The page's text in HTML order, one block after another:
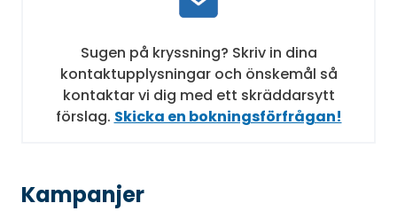
Sugen på kryssning? Skriv in dina
kontaktupplysningar och önskemål så
kontaktar vi dig med ett skräddarsytt
förslag. Skicka en bokningsförfrågan!
Kampanjer